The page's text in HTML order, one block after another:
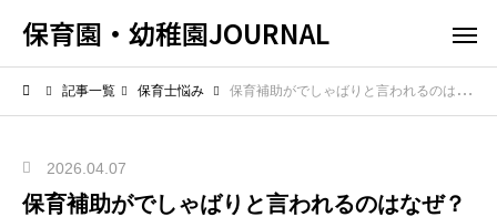
保育園・幼稚園JOURNAL
記事一覧 保育士悩み 保育補助がでしゃばりと言われるのはなぜ？線引きの考え方を解説
2026.04.07
保育補助がでしゃばりと言われるのはなぜ？